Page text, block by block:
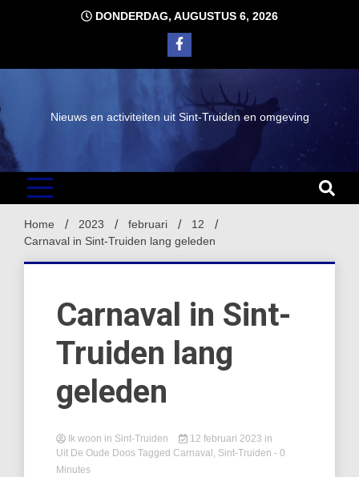
DONDERDAG, AUGUSTUS 6, 2026
Nieuws en activiteiten uit Sint-Truiden en omgeving
Home 2023 februari
12
Carnaval in Sint-Truiden lang geleden
Carnaval in Sint-
Truiden lang
geleden
Ik woon in Sint-Truiden 12 februari 2023 in
Uit De Oude Doos Tagged Carnaval , Sint-Truiden - 0
Minutes